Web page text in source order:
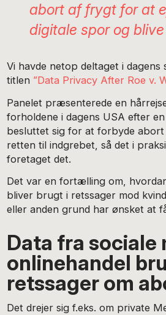
abort af frygt for at
digitale spor og
Vi havde netop deltaget i dagens
titlen ”Data Privacy After Roe v.
Panelet præsenterede en
forholdene i dagens USA efter
besluttet sig for at forbyde
retten til indgrebet, så det i
foretaget det.
Det var en fortælling om,
bliver brugt i retssager mod
eller anden grund har ønsket at
Data fra sociale
onlinehandel
retssager om
Det drejer sig f.eks. om private